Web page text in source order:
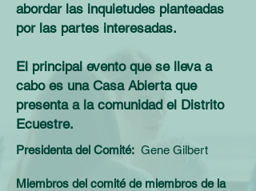
abordar las inquietudes planteadas
por las partes interesadas.
El principal evento que se lleva a
cabo es una Casa Abierta que
presenta a la comunidad el Distrito
Ecuestre.
Presidenta del Comité: Gene Gilbert
Miembros del comité de miembros de la